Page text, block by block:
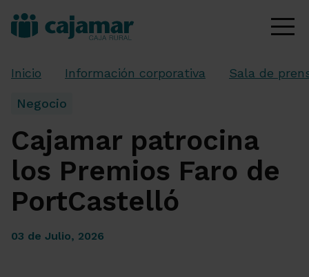
Inicio Información corporativa Sala de
Negocio
Cajamar patrocina
los Premios Faro de
PortCastelló
03 de Julio, 2026